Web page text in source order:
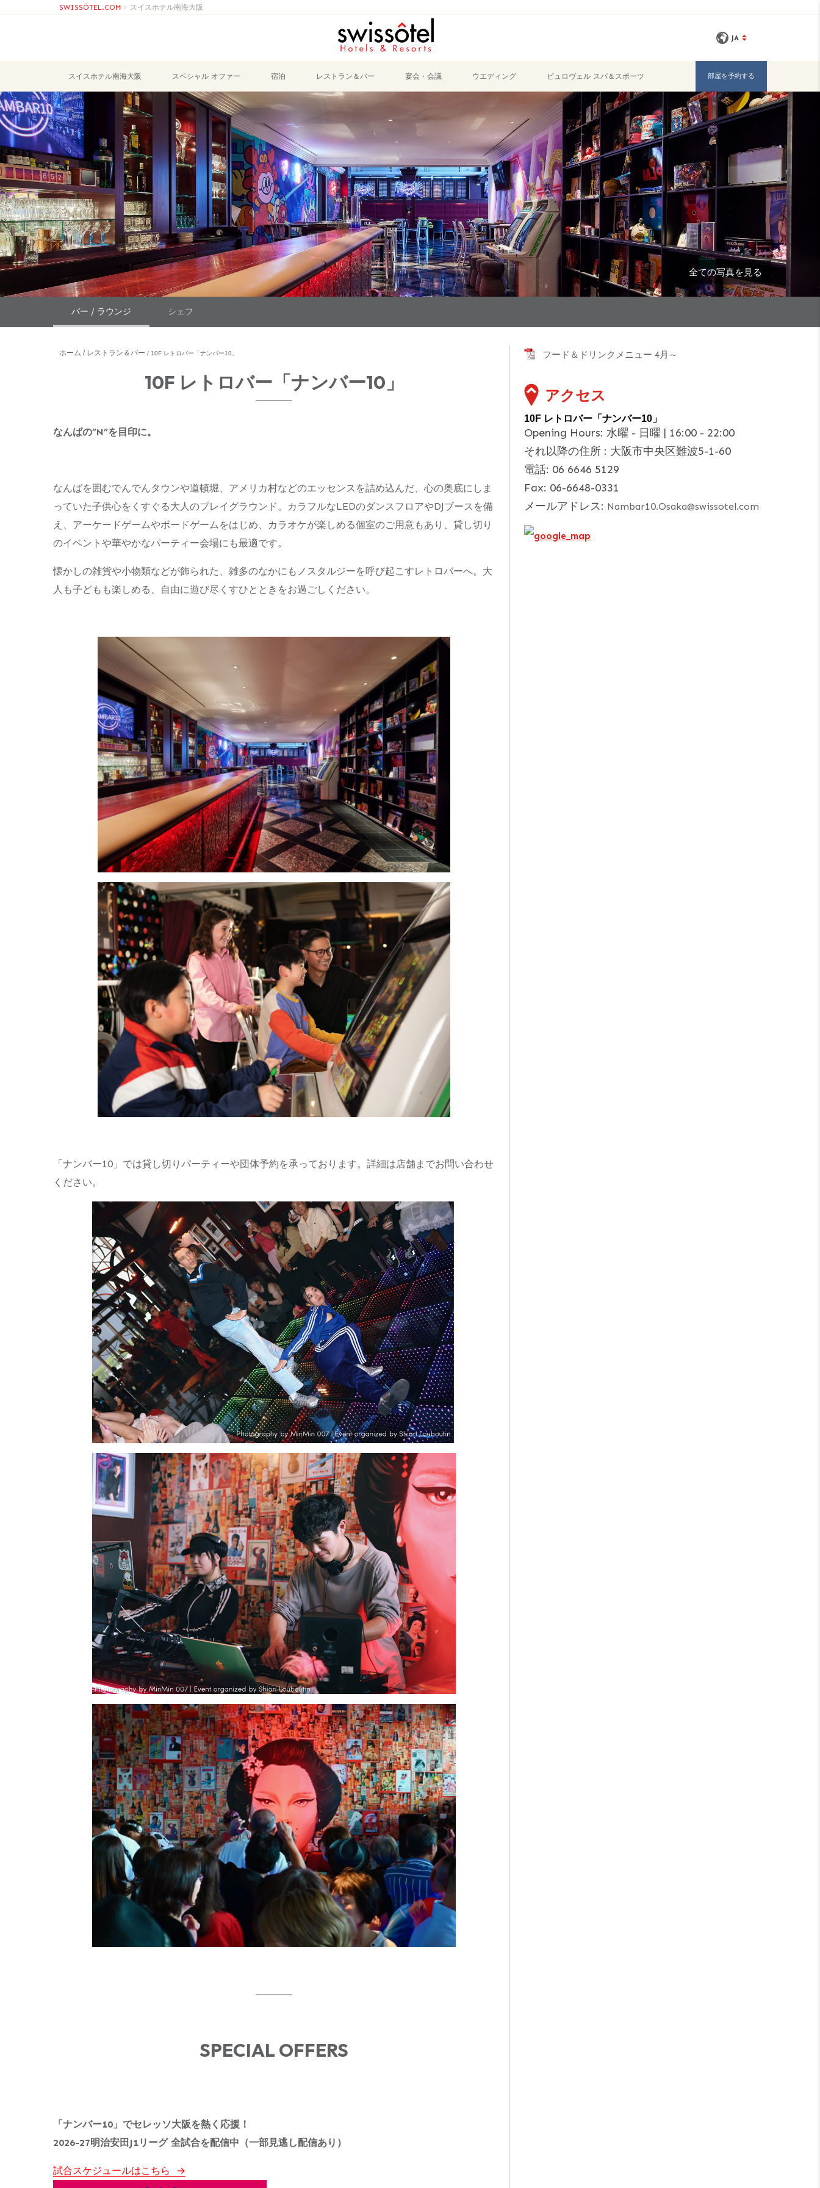
SWISSÔTEL.COM > スイスホテル南海大阪
JA
スイスホテル南海大阪 スペシャル オファー 宿泊 レストラン＆バー 宴会・会議 ウエディング ピュロヴェル スパ＆スポーツ 部屋を予約する
全ての写真を見る
バー / ラウンジ シェフ
ホーム レストラン＆バー 10F レトロバー「ナンバー10」
10F レトロバー「ナンバー10」
なんばの”N”を目印に。
なんばを囲むでんでんタウンや道頓堀、アメリカ村などのエッセンスを詰め込んだ、心の奥底にしま
っていた子供心をくすぐる大人のプレイグラウンド。カラフルなLEDのダンスフロアやDJブースを備
え、アーケードゲームやボードゲームをはじめ、カラオケが楽しめる個室のご用意もあり、貸し切り
のイベントや華やかなパーティー会場にも最適です。
懐かしの雑貨や小物類などが飾られた、雑多のなかにもノスタルジーを呼び起こすレトロバーへ。大
人も子どもも楽しめる、自由に遊び尽くすひとときをお過ごしください。
「ナンバー10」では貸し切りパーティーや団体予約を承っております。詳細は店舗までお問い合わせ
ください。
SPECIAL OFFERS
「ナンバー10」でセレッソ大阪を熱く応援！
2026-27明治安田J1リーグ 全試合を配信中（一部見逃し配信あり）
試合スケジュールはこちら
フード＆ドリンクメニュー 4月～
アクセス
10F レトロバー「ナンバー10」
Opening Hours: 水曜 - 日曜 | 16:00 - 22:00
それ以降の住所 : 大阪市中央区難波5-1-60
電話: 06 6646 5129
Fax: 06-6648-0331
メールアドレス: Nambar10.Osaka@swissotel.com